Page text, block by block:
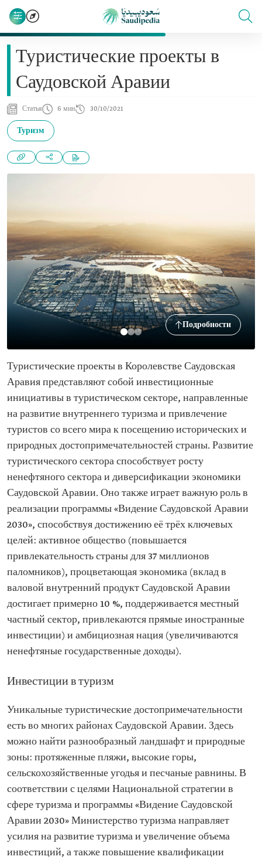
Туристические проекты в
Саудовской Аравии
Статья 6 мин 30/10/2021
Туризм
Подробности
Туристические проекты в Королевстве Саудовская
Аравия представляют собой инвестиционные
инициативы в туристическом секторе, направленные
на развитие внутреннего туризма и привлечение
туристов со всего мира к посещению исторических и
природных достопримечательностей страны. Развитие
туристического сектора способствует росту
ненефтяного сектора и диверсификации экономики
Саудовской Аравии. Оно также играет важную роль в
реализации программы «Видение Саудовской Аравии
2030», способствуя достижению её трёх ключевых
целей: активное общество (повышается
привлекательность страны для 37 миллионов
паломников), процветающая экономика (вклад в
валовой внутренний продукт Саудовской Аравии
достигает примерно 10 %, поддерживается местный
частный сектор, привлекаются прямые иностранные
инвестиции) и амбициозная нация (увеличиваются
ненефтяные государственные доходы).
Инвестиции в туризм
Уникальные туристические достопримечательности
есть во многих районах Саудовской Аравии. Здесь
можно найти разнообразный ландшафт и природные
зоны: протяженные пляжи, высокие горы,
сельскохозяйственные угодья и песчаные равнины. В
соответствии с целями Национальной стратегии в
сфере туризма и программы «Видение Саудовской
Аравии 2030» Министерство туризма направляет
усилия на развитие туризма и увеличение объема
инвестиций, а также повышение квалификации